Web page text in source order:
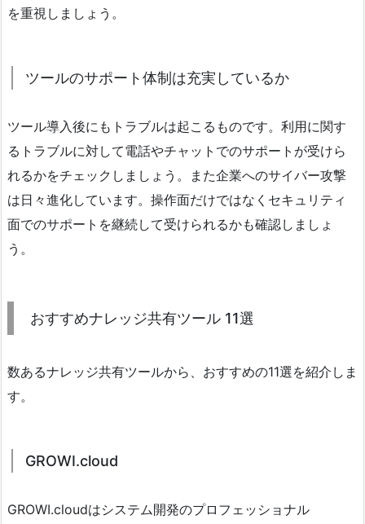
を重視しましょう。
ツールのサポート体制は充実しているか
ツール導入後にもトラブルは起こるものです。利用に関す
るトラブルに対して電話やチャットでのサポートが受けら
れるかをチェックしましょう。また企業へのサイバー攻撃
は日々進化しています。操作面だけではなくセキュリティ
面でのサポートを継続して受けられるかも確認しましょ
う。
おすすめナレッジ共有ツール 11選
数あるナレッジ共有ツールから、おすすめの11選を紹介しま
す。
GROWI.cloud
GROWI.cloudはシステム開発のプロフェッショナル